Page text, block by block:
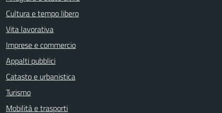
Cultura e tempo libero
Vita lavorativa
Imprese e commercio
Appalti pubblici
Catasto e urbanistica
Turismo
Mobilità e trasporti